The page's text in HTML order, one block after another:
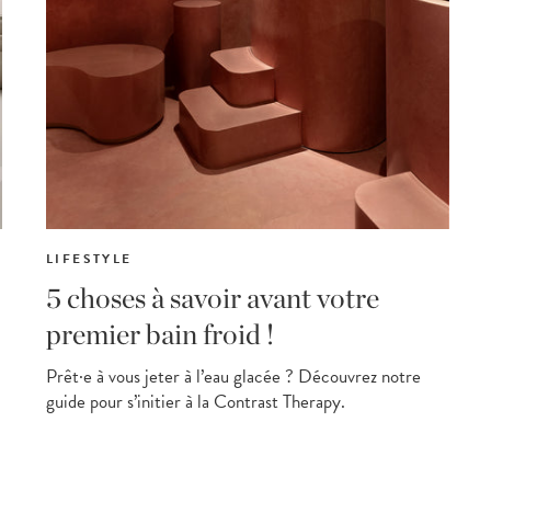
LIFESTYLE
5 choses à savoir avant votre
premier bain froid !
Prêt·e à vous jeter à l’eau glacée ? Découvrez notre
guide pour s’initier à la Contrast Therapy.